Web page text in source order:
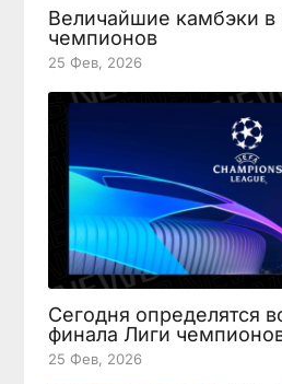
Величайшие камбэки в
чемпионов
25 Фев, 2026
Сегодня определятся
финала Лиги
25 Фев, 2026